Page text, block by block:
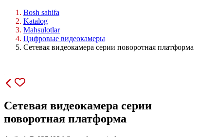
Bosh sahifa
Katalog
Mahsulotlar
Цифровые видеокамеры
Сетевая видеокамера серии поворотная платформа
Сетевая видеокамера серии
поворотная платформа